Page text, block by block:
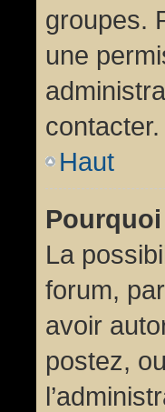
groupes.
une
contacter.
Haut
La
forum,
avoir
postez,